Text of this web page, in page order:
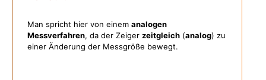
Man spricht hier von einem analogen
Messverfahren, da der Zeiger zeitgleich (analog) zu
einer Änderung der Messgröße bewegt.